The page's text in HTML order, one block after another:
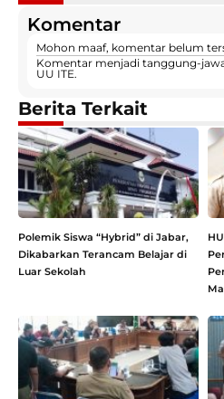
Komentar
Mohon maaf, komentar belum
Komentar menjadi tanggung-
UU ITE.
Berita Terkait
Polemik Siswa “Hybrid” di Jabar,
Dikabarkan Terancam Belajar di
Luar Sekolah